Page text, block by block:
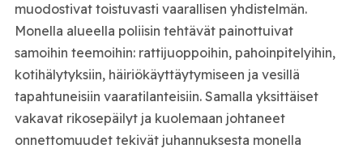
muodostivat toistuvasti vaarallisen yhdistelmän.
Monella alueella poliisin tehtävät painottuivat
samoihin teemoihin: rattijuoppoihin, pahoinpitelyihin,
kotihälytyksiin, häiriökäyttäytymiseen ja vesillä
tapahtuneisiin vaaratilanteisiin. Samalla yksittäiset
vakavat rikosepäilyt ja kuolemaan johtaneet
onnettomuudet tekivät juhannuksesta monella